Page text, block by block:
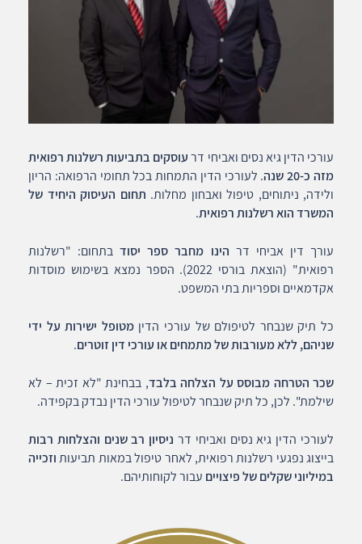
עורכי הדין גיא נסים ואביחי דרעוסקים בתביעות רשלנות רפואית
מזה כ-20 שנה
. לעורכי הדין התמחות בכל תחומי הרפואה: הריון
ולידה, ניתוחים, טיפול ואבחון מחלות. תחום העיסוק היחיד של
המשרד הוא רשלנות רפואית.
עורך דין אביחי דר הינו מחבר ספר יסודבתחום: "רשלנות
רפואית" (הוצאת בורסי 2022). הספר נמצא בשימוש מוסדות
אקדמאיים וספריות בתי המשפט.
כל תיק שנבחר לטיפולם של עורכי הדיןמטופל ישירות על ידי
שניהם, ללא מעורבות של מתמחים או עורכי דין זוטרים.
שכר הטרחה מבוסס על הצלחה בלבד, בבחינת "לא זכית – לא
שילמת". לכן, כל תיק שנבחר לטיפול עורכי הדין נבדק בקפידה.
לעורכי הדין גיא נסים ואביחי דר ניסיון רב שנים והצלחות רבות
בייצוג נפגעי רשלנות רפואית, לאחר טיפול במאות תביעותוזכייה
במיליוני שקלים של פיצויים עבור לקוחותיהם.